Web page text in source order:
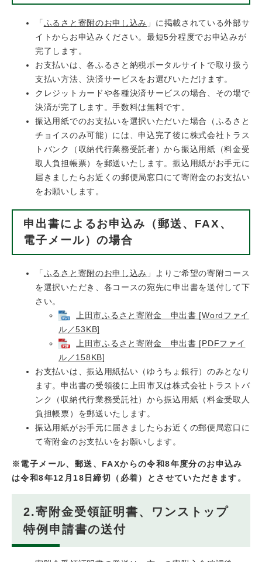
「ふるさと寄附のお申し込み 」に掲載されている外部サ
イトからお申込みください。最短5分程度でお申込みが
完了します。
お支払いは、各ふるさと納税ポータルサイトで取り扱う
支払い方法、決済サービスをお選びいただけます。
クレジットカードや各種決済サービスの場合、その場で
決済が完了します。手数料は無料です。
振込用紙でのお支払いを選択いただいた場合（ふるさと
チョイスのみ可能）には、申込完了後に株式会社トラス
トバンク（収納代行業務受託者）から振込用紙（料金受
取人負担帳票）を郵送いたします。振込用紙がお手元に
届きましたらお近くの郵便局窓口にて寄附金のお支払い
をお願いします。
申出書によるお申込み（郵送、FAX、
電子メール）の場合
「ふるさと寄附のお申し込み 」よりご希望の寄附コース
を選択いただき、各コースの宛先に申出書を送付して下
さい。
上田市ふるさと寄附金 申出書 [Wordファイ
ル／53KB]
上田市ふるさと寄附金 申出書 [PDFファイ
ル／158KB]
お支払いは、振込用紙払い（ゆうちょ銀行）のみとなり
ます。申出書の受領後に上田市又は株式会社トラストバ
ンク（収納代行業務受託社）から振込用紙（料金受取人
負担帳票）を郵送いたします。
振込用紙がお手元に届きましたらお近くの郵便局窓口に
て寄附金のお支払いをお願いします。
※電子メール、郵送、FAXからの令和8年度分のお申込み
は令和8年12月18日締切（必着）とさせていただきます。
2.寄附金受領証明書、ワンストップ
特例申請書の送付